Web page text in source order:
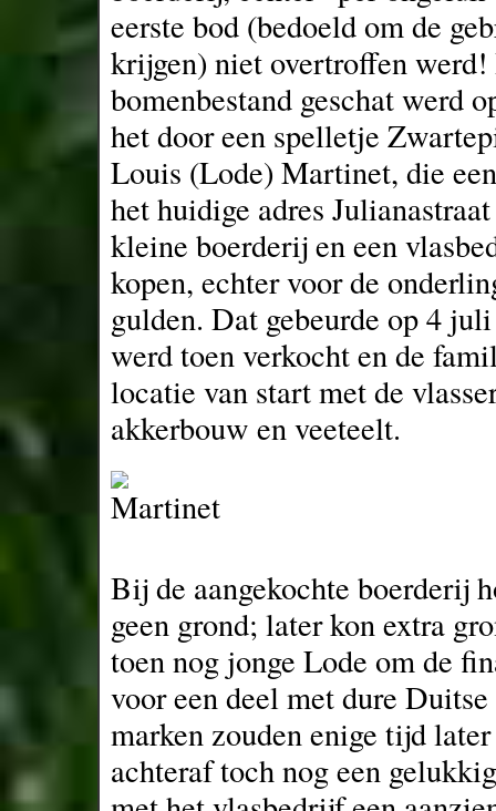
eerste bod (bedoeld om de
krijgen) niet overtroffen werd!
bomenbestand geschat werd
het door een spelletje
Louis (Lode) Martinet, die
het huidige adres
kleine boerderij en een
kopen, echter voor de
gulden. Dat gebeurde op 4
werd toen verkocht en de
locatie van start met de
akkerbouw en veeteelt.
Bij de aangekochte boerderij
geen grond; later kon extra
toen nog jonge Lode om de
voor een deel met dure
marken zouden enige tijd
achteraf toch nog een